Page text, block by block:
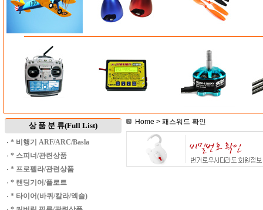
상 품 분 류(Full List)
· * 비행기 ARF/ARC/Basla
· * 스피너/관련상품
· * 프로펠라/관련상품
· * 랜딩기어/플로트
· * 타이어(바퀴/칼라/엑슬)
Home > 패스워드 확인